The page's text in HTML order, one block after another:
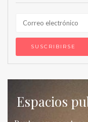
Espacios